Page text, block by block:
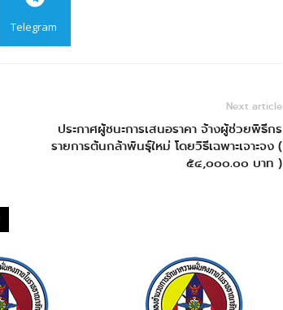
Telegram
Next article
ประกาศผู้ชนะการเสนอราคา จ้างผู้ช่วยพิธีกร
รายการต้นกล้าพันธุ์ใหม่ โดยวิธีเฉพาะเจาะจง (
๕๔,๐๐๐.๐๐ บาท )